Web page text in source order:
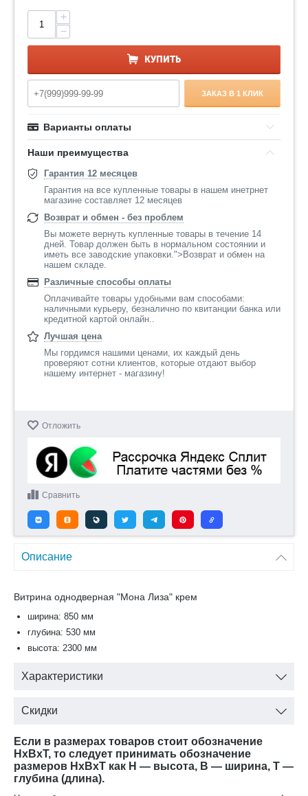
+
−
КУПИТЬ
ЗАКАЗ В 1 КЛИК
Варианты оплаты
Наши преимущества
Гарантия 12 месяцев
Гарантия на все купленные товары в нашем инетрнет
магазине составляет 12 месяцев
Возврат и обмен - без проблем
Вы можете вернуть купленные товары в течение 14
дней. Товар должен быть в нормальном состоянии и
иметь все заводские упаковки.">Возврат и обмен на
нашем складе.
Различные способы оплаты
Оплачивайте товары удобными вам способами:
наличными курьеру, безналично по квитанции банка или
кредитной картой онлайн..
Лучшая цена
Мы гордимся нашими ценами, их каждый день
проверяют сотни клиентов, которые отдают выбор
нашему интернет - магазину!
Отложить
Сравнить
Описание
Витрина однодверная "Мона Лиза" крем
ширина: 850 мм
глубина: 530 мм
высота: 2300 мм
Характеристики
Скидки
Если в размерах товаров стоит обозначение
HxBxT, то следует принимать обозначение
размеров HxBxT как H — высота, B — ширина, T —
глубина (длина).